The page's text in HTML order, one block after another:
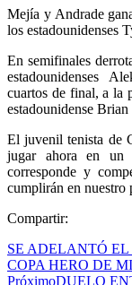
Mejía y Andrade
los estadounidenses
En semifinales
estadounidenses
cuartos de final, a la
estadounidense
El juvenil tenista de
jugar ahora en
corresponde y
cumplirán en nuestro
Compartir:
SE ADELANTÓ
PróximoDUELO